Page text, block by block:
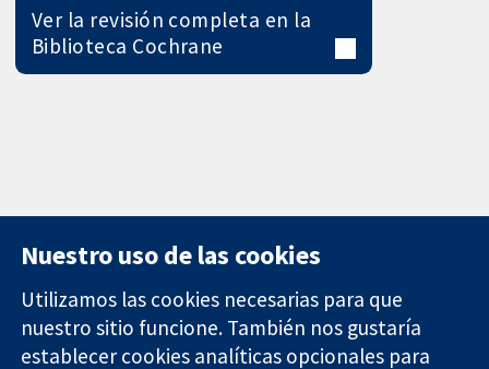
Ver la revisión completa en la
Biblioteca Cochrane
11-13 Cavendish
Square
Contacto
Noticias
Nuestro uso de las cookies
Utilizamos las cookies necesarias para que
nuestro sitio funcione. También nos gustaría
establecer cookies analíticas opcionales para